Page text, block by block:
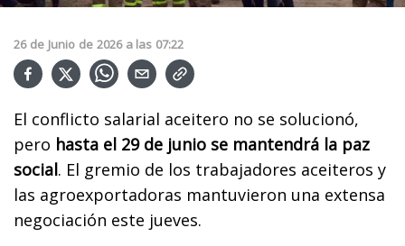
26 de Junio de 2026 a las 07:22
El conflicto salarial aceitero no se solucionó,
pero hasta el 29 de junio se mantendrá la paz
social. El gremio de los trabajadores aceiteros y
las agroexportadoras mantuvieron una extensa
negociación este jueves.